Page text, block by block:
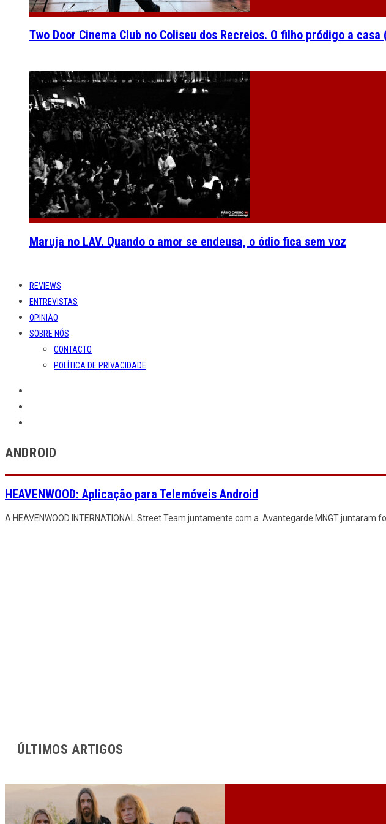
Two Door Cinema Club no Coliseu dos Recreios. O filho pródigo a
Maruja no LAV. Quando o amor se endeusa, o ódio fica sem voz
REVIEWS
ENTREVISTAS
OPINIÃO
SOBRE NÓS
CONTACTO
POLÍTICA DE PRIVACIDADE
ANDROID
HEAVENWOOD: Aplicação para Telemóveis Android
A HEAVENWOOD INTERNATIONAL Street Team juntamente com a Avantegarde MNGT
ÚLTIMOS ARTIGOS